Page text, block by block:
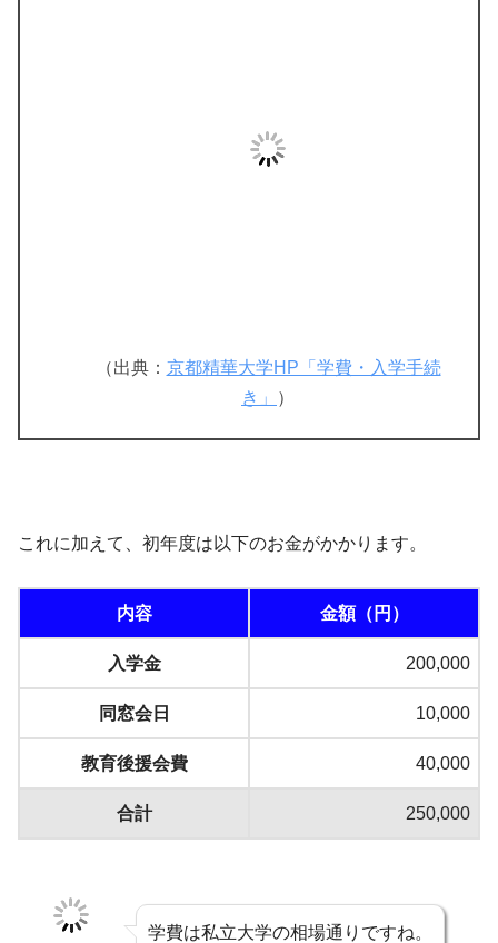
（出典： 京都精華大学HP「学費・入学手続
き」
）
これに加えて、初年度は以下のお金がかかります。
内容 金額（円）
入学金 200,000
同窓会日 10,000
教育後援会費 40,000
合計 250,000
学費は私立大学の相場通りですね。